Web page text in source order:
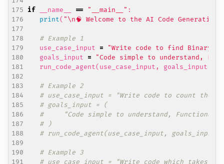
if __name__ == "__main__" :
print( "\n🧠 Welcome to the AI Code Generation
# Example 1
use_case_input
=
"Write code to find
goals_input
=
"Code simple to understand,
run_code_agent( use_case_input , goals_input
# Example 2
# use_case_input = "Write code to count
# goals_input = (
#     "Code simple to understand,
# )
# run_code_agent(use_case_input, goals_input)
# Example 3
# use_case_input = "Write code which takes